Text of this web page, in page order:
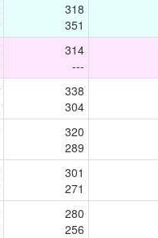
318
351
314
---
338
304
320
289
301
271
280
256